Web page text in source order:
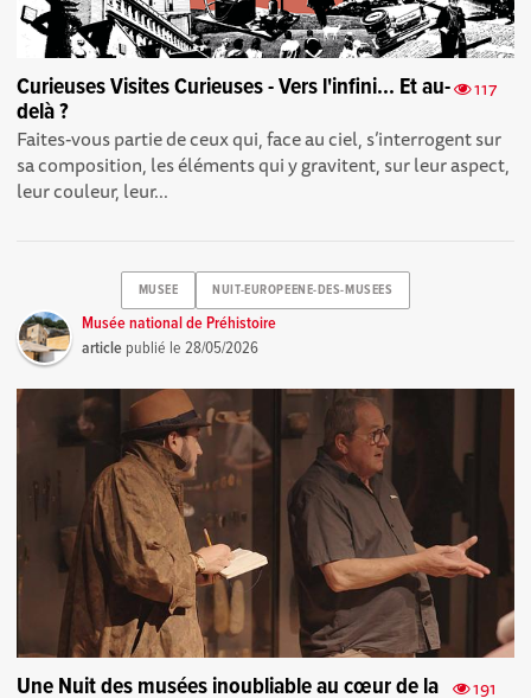
117
Curieuses Visites Curieuses - Vers l'infini... Et au-
delà ?
Faites-vous partie de ceux qui, face au ciel, s’interrogent sur
sa composition, les éléments qui y gravitent, sur leur aspect,
leur couleur, leur...
MUSEE NUIT-EUROPEENE-DES-MUSEES
Musée national de Préhistoire
article publié le28/05/2026
191
Une Nuit des musées inoubliable au cœur de la